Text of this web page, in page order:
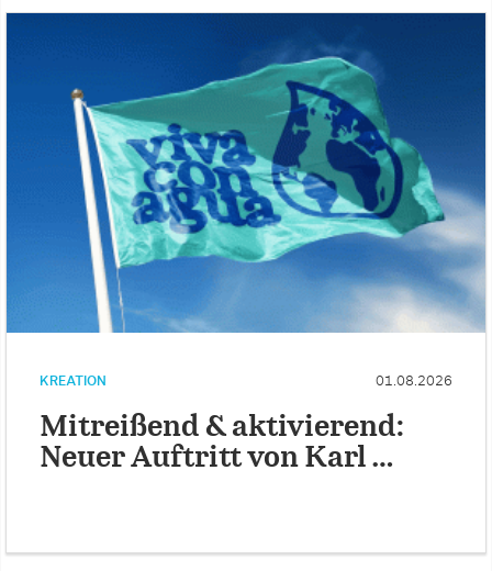
KREATION 01.08.2026
Mitreißend & aktivierend:
Neuer Auftritt von Karl …